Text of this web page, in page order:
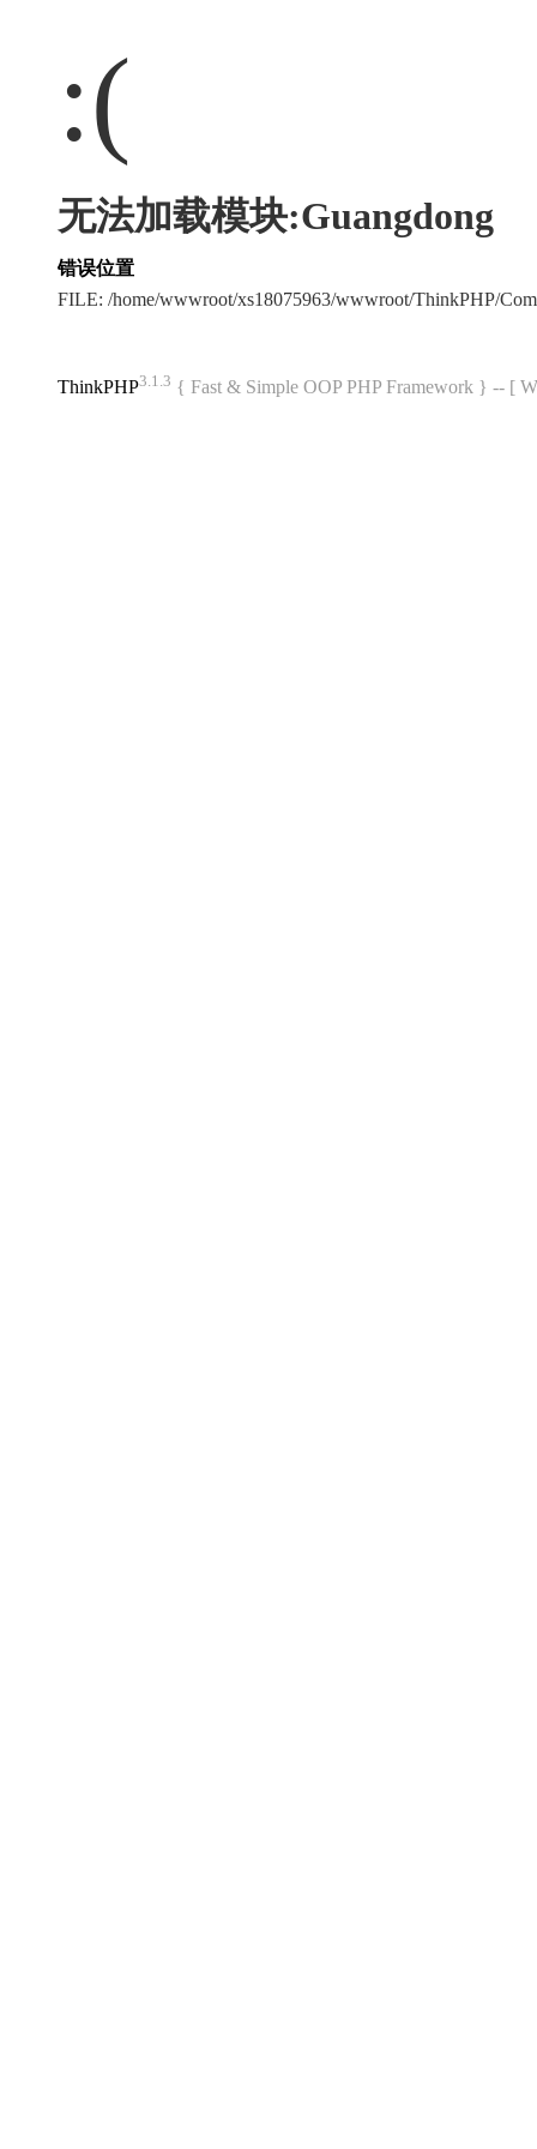
:(
无法加载模块:Guangdong
错误位置
FILE: /home/wwwroot/xs18075963/wwwroot/ThinkPHP/
ThinkPHP3.1.3 { Fast & Simple OOP PHP Framework } -- [